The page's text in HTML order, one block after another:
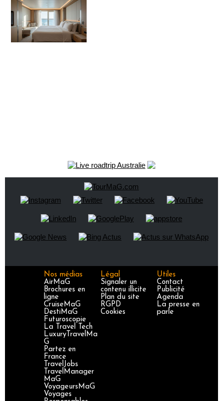
Nos médias
AirMaG
Brochures en
ligne
CruiseMaG
DestiMaG
Futuroscopie
La Travel Tech
LuxuryTravelMa
G
Partez en
France
TravelJobs
TravelManager
MaG
VoyageursMaG
Voyages
Légal
Signaler un
contenu illicite
Plan du site
RGPD
Cookies
Utiles
Contact
Publicité
Agenda
La presse en
parle